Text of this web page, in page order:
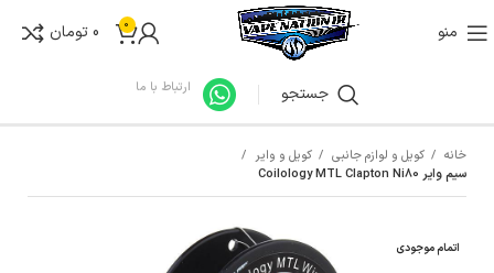
منو 0
0تومان
جستجو ارتباط با ما
خانه کویل و لوازم جانبی
کویل و وایر
سیم وایر Coilology MTL Clapton Ni80
اتمام موجودی